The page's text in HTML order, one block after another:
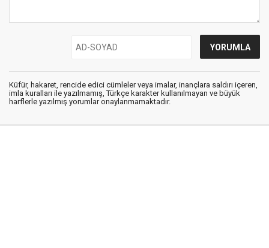
Küfür, hakaret, rencide edici cümleler veya imalar, inançlara saldırı içeren,
imla kuralları ile yazılmamış, Türkçe karakter kullanılmayan ve büyük
harflerle yazılmış yorumlar onaylanmamaktadır.